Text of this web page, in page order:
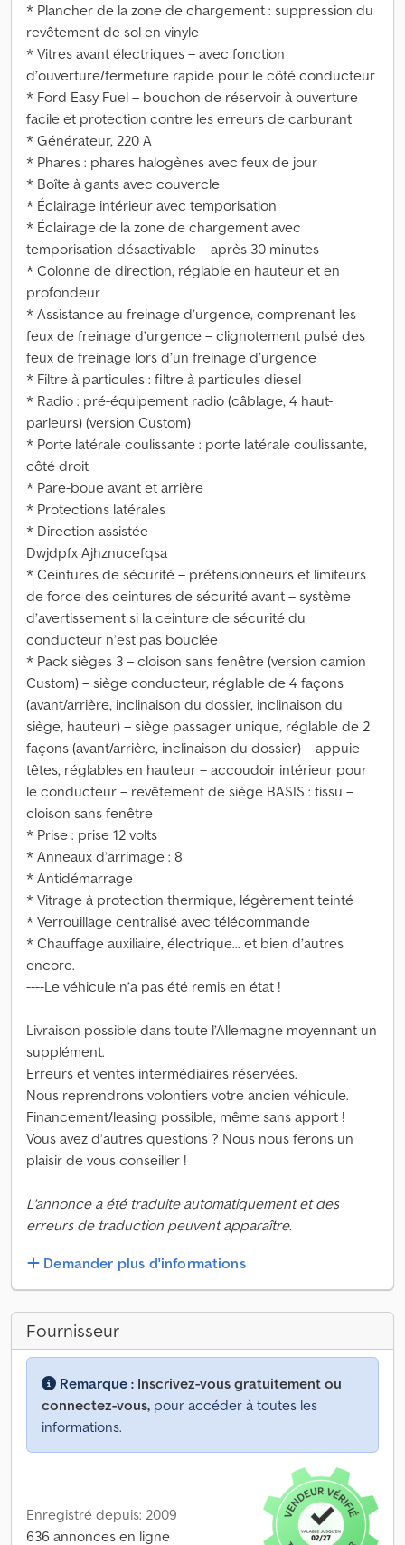
* Plancher de la zone de chargement : suppression du
revêtement de sol en vinyle
* Vitres avant électriques – avec fonction
d’ouverture/fermeture rapide pour le côté conducteur
* Ford Easy Fuel – bouchon de réservoir à ouverture
facile et protection contre les erreurs de carburant
* Générateur, 220 A
* Phares : phares halogènes avec feux de jour
* Boîte à gants avec couvercle
* Éclairage intérieur avec temporisation
* Éclairage de la zone de chargement avec
temporisation désactivable – après 30 minutes
* Colonne de direction, réglable en hauteur et en
profondeur
* Assistance au freinage d’urgence, comprenant les
feux de freinage d’urgence – clignotement pulsé des
feux de freinage lors d’un freinage d’urgence
* Filtre à particules : filtre à particules diesel
* Radio : pré-équipement radio (câblage, 4 haut-
parleurs) (version Custom)
* Porte latérale coulissante : porte latérale coulissante,
côté droit
* Pare-boue avant et arrière
* Protections latérales
* Direction assistée
Dwjdpfx Ajhznucefqsa
* Ceintures de sécurité – prétensionneurs et limiteurs
de force des ceintures de sécurité avant – système
d’avertissement si la ceinture de sécurité du
conducteur n’est pas bouclée
* Pack sièges 3 – cloison sans fenêtre (version camion
Custom) – siège conducteur, réglable de 4 façons
(avant/arrière, inclinaison du dossier, inclinaison du
siège, hauteur) – siège passager unique, réglable de 2
façons (avant/arrière, inclinaison du dossier) – appuie-
têtes, réglables en hauteur – accoudoir intérieur pour
le conducteur – revêtement de siège BASIS : tissu –
cloison sans fenêtre
* Prise : prise 12 volts
* Anneaux d’arrimage : 8
* Antidémarrage
* Vitrage à protection thermique, légèrement teinté
* Verrouillage centralisé avec télécommande
* Chauffage auxiliaire, électrique... et bien d’autres
encore.
----Le véhicule n’a pas été remis en état !
Livraison possible dans toute l’Allemagne moyennant un
supplément.
Erreurs et ventes intermédiaires réservées.
Nous reprendrons volontiers votre ancien véhicule.
Financement/leasing possible, même sans apport !
Vous avez d’autres questions ? Nous nous ferons un
plaisir de vous conseiller !
L'annonce a été traduite automatiquement et des
erreurs de traduction peuvent apparaître.
Demander plus d'informations
Fournisseur
Remarque : Inscrivez-vous gratuitement ou
connectez-vous, pour accéder à toutes les
informations.
Enregistré depuis: 2009
636 annonces en ligne